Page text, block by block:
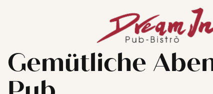
Gemütliche